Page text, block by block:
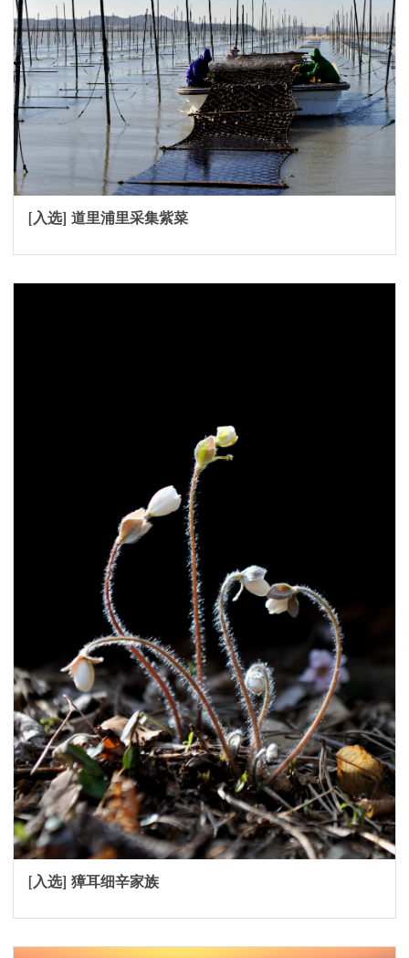
[入选] 道里浦里采集紫菜
[入选] 獐耳细辛家族